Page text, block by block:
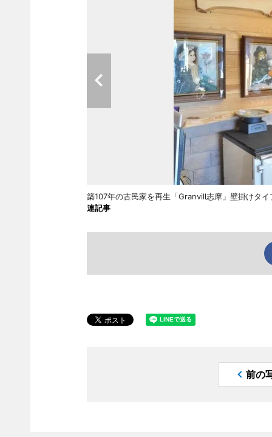
築107年の古民家を再生「Granvill志摩」壁掛けタ
連記事
前の